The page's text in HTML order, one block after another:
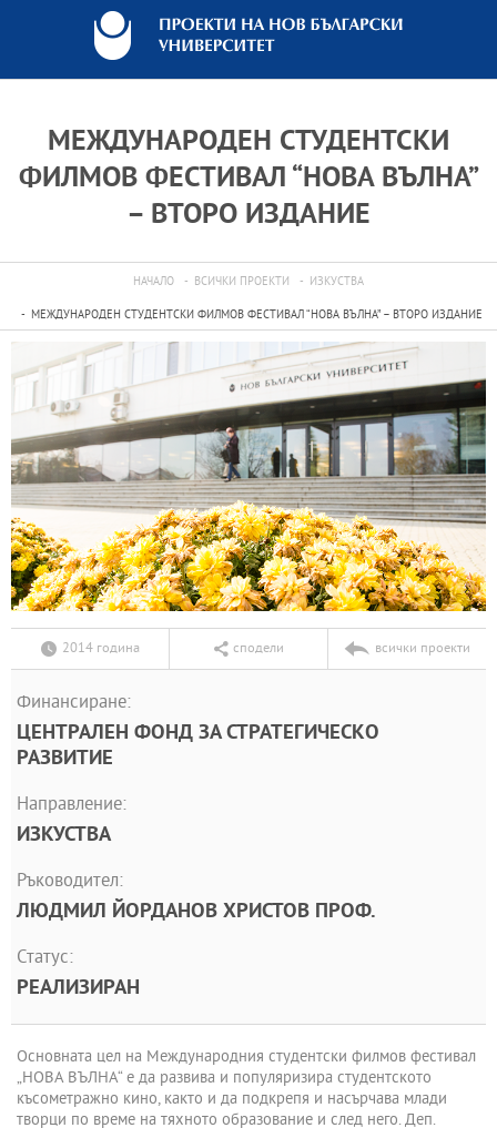
МЕЖДУНАРОДЕН СТУДЕНТСКИ
ФИЛМОВ ФЕСТИВАЛ “НОВА ВЪЛНА”
– ВТОРО ИЗДАНИЕ
НАЧАЛО ВСИЧКИ ПРОЕКТИ ИЗКУСТВА
МЕЖДУНАРОДЕН СТУДЕНТСКИ ФИЛМОВ ФЕСТИВАЛ “НОВА ВЪЛНА” – ВТОРО ИЗДАНИЕ
2014 година сподели всички проекти
Финансиране:
ЦЕНТРАЛЕН ФОНД ЗА СТРАТЕГИЧЕСКО
РАЗВИТИЕ
Направление:
ИЗКУСТВА
Ръководител:
ЛЮДМИЛ ЙОРДАНОВ ХРИСТОВ ПРОФ.
Статус:
РЕАЛИЗИРАН
Основната цел на Международния студентски филмов фестивал
„НОВА ВЪЛНА“ е да развива и популяризира студентското
късометражно кино, както и да подкрепя и насърчава млади
творци по време на тяхното образование и след него. Деп.